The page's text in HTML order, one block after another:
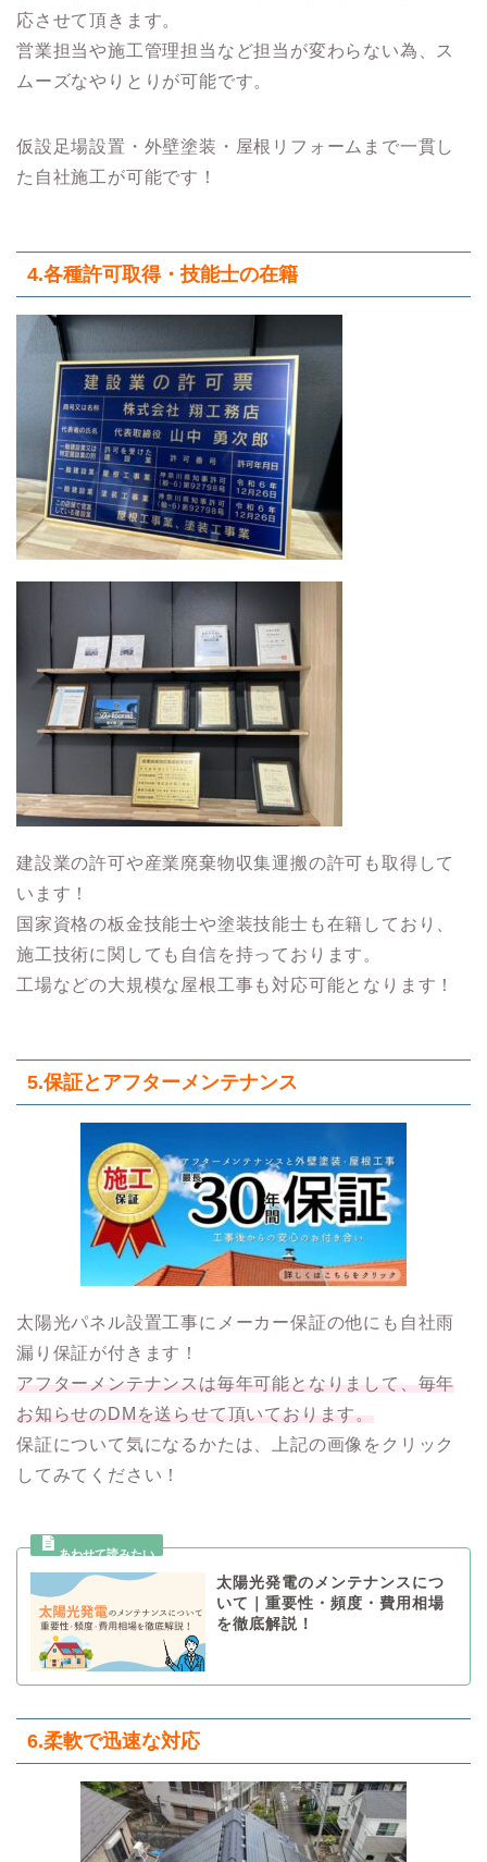
応させて頂きます。
営業担当や施工管理担当など担当が変わらない為、ス
ムーズなやりとりが可能です。
仮設足場設置・外壁塗装・屋根リフォームまで一貫し
た自社施工が可能です！
4.各種許可取得・技能士の在籍
建設業の許可や産業廃棄物収集運搬の許可も取得して
います！
国家資格の板金技能士や塗装技能士も在籍しており、
施工技術に関しても自信を持っております。
工場などの大規模な屋根工事も対応可能となります！
5.保証とアフターメンテナンス
太陽光パネル設置工事にメーカー保証の他にも自社雨
漏り保証が付きます！
アフターメンテナンスは毎年可能となりまして、毎年
お知らせのDMを送らせて頂いております。
保証について気になるかたは、上記の画像をクリック
してみてください！
太陽光発電のメンテナンスにつ
いて｜重要性・頻度・費用相場
を徹底解説！
6.柔軟で迅速な対応